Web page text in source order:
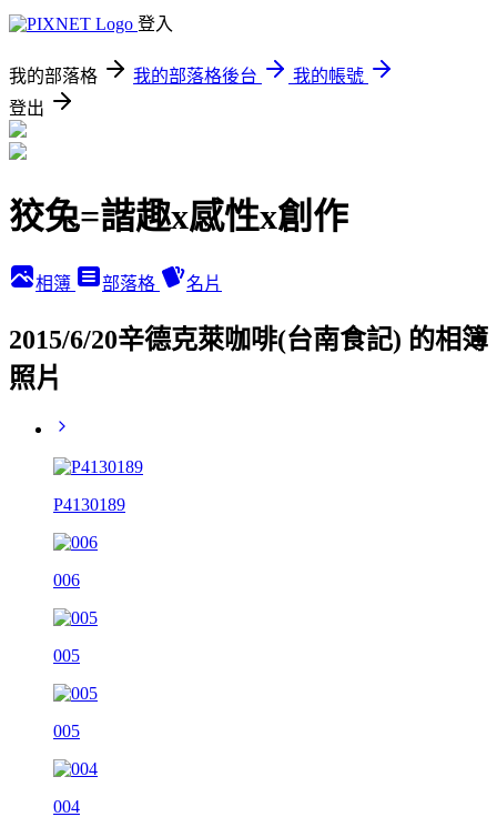
登入
我的部落格 我的部落格後台
我的帳號
登出
狡兔=諧趣x感性x創作
相簿 部落格 名片
2015/6/20辛德克萊咖啡(台南食記) 的相簿
照片
P4130189
006
005
005
004